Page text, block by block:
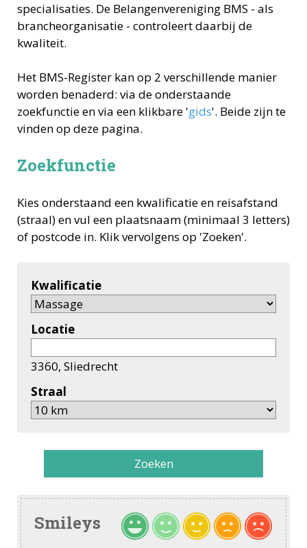
specialisaties. De Belangenvereniging BMS - als
brancheorganisatie - controleert daarbij de
kwaliteit.
Het BMS-Register kan op 2 verschillende manier
worden benaderd: via de onderstaande
zoekfunctie en via een klikbare 'gids'. Beide zijn te
vinden op deze pagina.
Zoekfunctie
Kies onderstaand een kwalificatie en reisafstand
(straal) en vul een plaatsnaam (minimaal 3 letters)
of postcode in. Klik vervolgens op 'Zoeken'.
Kwalificatie
Locatie
3360, Sliedrecht
Straal
Zoeken
Smileys